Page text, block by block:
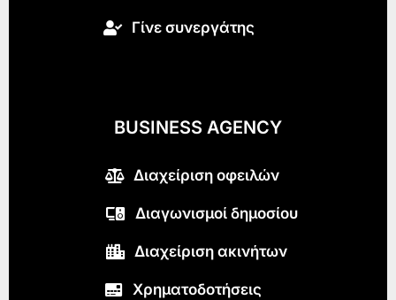
Γίνε συνεργάτης
BUSINESS AGENCY
Διαχείριση οφειλών
Διαγωνισμοί δημοσίου
Διαχείριση ακινήτων
Χρηματοδοτήσεις